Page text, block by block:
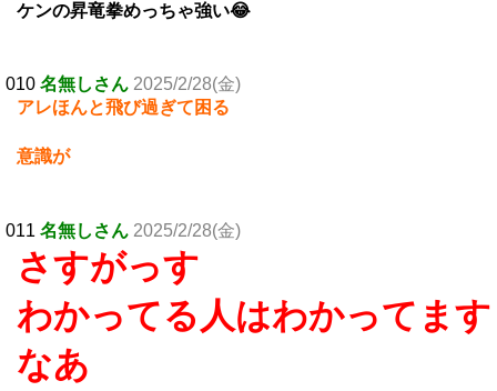
ケンの昇竜拳めっちゃ強い😂
010 名無しさん 2025/2/28(金)
アレほんと飛び過ぎて困る
意識が
011 名無しさん 2025/2/28(金)
さすがっす
わかってる人はわかってます
なあ